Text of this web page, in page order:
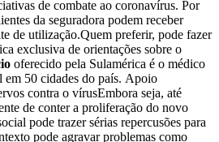
de combate ao coronavírus. Por
da seguradora podem receber
de utilização.Quem preferir, pode fazer
exclusiva de orientações sobre o
oferecido pela Sulamérica é o médico
em 50 cidades do país. Apoio
contra o vírusEmbora seja, até
de conter a proliferação do novo
pode trazer sérias repercusões para
pode agravar problemas como